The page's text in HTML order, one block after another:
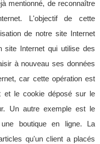
mentionné, de reconnaître
L'objectif de cette
de notre site Internet
site Internet qui utilise des
à nouveau ses données
car cette opération est
et le cookie déposé sur le
Un autre exemple est le
boutique en ligne. La
qu'un client a placés